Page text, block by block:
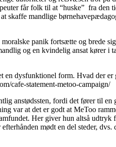
får folk til at “huske” fra den
skaffe mandlige
panik fortsætte og brede
og en kvindelig ansat kører
dysfunktionel form. Hvad der
cafe-statement-metoo-campaign/
anstødssten, fordi det fører til
var at det er godt at MeToo
Her giver hun altså
mødt en del steder,